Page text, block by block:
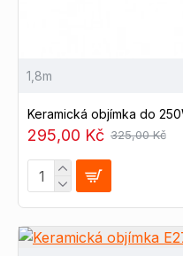
1,8m
Keramická objímka do
295,00 Kč 325,00 Kč